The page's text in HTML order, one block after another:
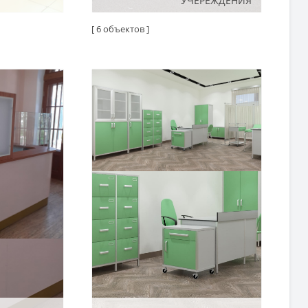
[ 6 объектов ]